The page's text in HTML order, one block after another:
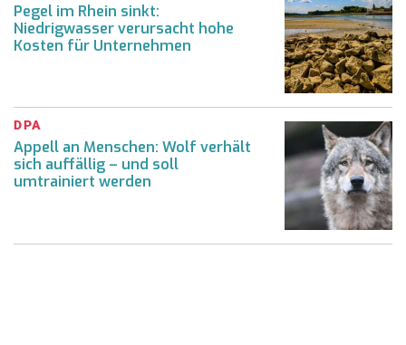
Pegel im Rhein sinkt:
Niedrigwasser verursacht hohe
Kosten für Unternehmen
DPA
Appell an Menschen: Wolf verhält
sich auffällig – und soll
umtrainiert werden